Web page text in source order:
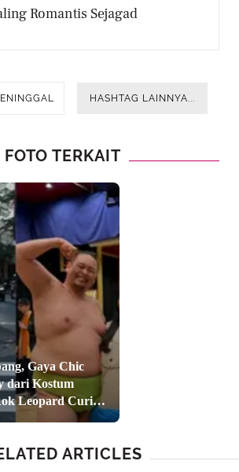
Romantis Sejagad
HASHTAG LAINNYA...
FOTO TERKAIT
Gaya Chic
dari Kostum
Leopard Curi
ARTICLES